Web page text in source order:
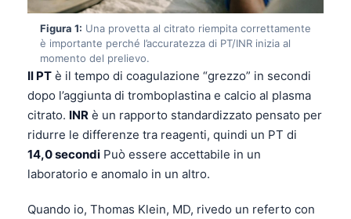
Figura 1: Una provetta al citrato riempita correttamente
è importante perché l’accuratezza di PT/INR inizia al
momento del prelievo.
Il PT è il tempo di coagulazione “grezzo” in secondi
dopo l’aggiunta di tromboplastina e calcio al plasma
citrato. INR è un rapporto standardizzato pensato per
ridurre le differenze tra reagenti, quindi un PT di
14,0 secondi Può essere accettabile in un
laboratorio e anomalo in un altro.
Quando io, Thomas Klein, MD, rivedo un referto con